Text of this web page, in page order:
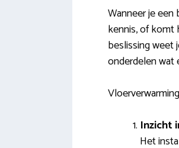
Wanneer je
kennis, of komt
beslissing weet
onderdelen wat
Inzicht
Het